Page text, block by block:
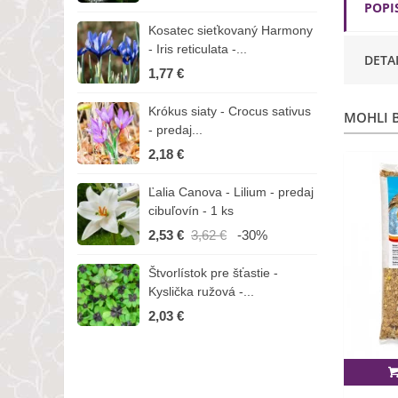
Kosatec sieťkovaný Harmony
- Iris reticulata -...
1,77 €
Krókus siaty - Crocus sativus
- predaj...
2,18 €
Ľalia Canova - Lilium - predaj
cibuľovín - 1 ks
2,53 € 3,62 € -30%
Štvorlístok pre šťastie -
Kyslička ružová -...
2,03 €
MOHLI